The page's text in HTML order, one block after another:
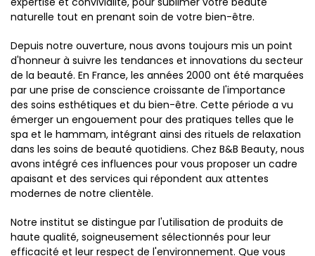
naturelle tout en prenant soin de votre bien-être.
Depuis notre ouverture, nous avons toujours mis un point
d'honneur à suivre les tendances et innovations du secteur
de la beauté. En France, les années 2000 ont été marquées
par une prise de conscience croissante de l'importance
des soins esthétiques et du bien-être. Cette période a vu
émerger un engouement pour des pratiques telles que le
spa et le hammam, intégrant ainsi des rituels de relaxation
dans les soins de beauté quotidiens. Chez B&B Beauty, nous
avons intégré ces influences pour vous proposer un cadre
apaisant et des services qui répondent aux attentes
modernes de notre clientèle.
Notre institut se distingue par l'utilisation de produits de
haute qualité, soigneusement sélectionnés pour leur
efficacité et leur respect de l'environnement. Que vous